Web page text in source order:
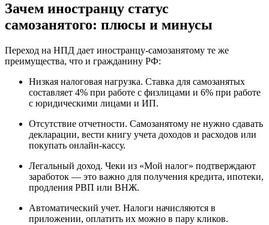
Зачем иностранцу статус
самозанятого: плюсы и минусы
Переход на НПД дает иностранцу-самозанятому те же
преимущества, что и гражданину РФ:
Низкая налоговая нагрузка. Ставка для самозанятых
составляет 4% при работе с физлицами и 6% при работе
с юридическими лицами и ИП.
Отсутствие отчетности. Самозанятому не нужно сдавать
декларации, вести книгу учета доходов и расходов или
покупать онлайн-кассу.
Легальный доход. Чеки из «Мой налог» подтверждают
заработок — это важно для получения кредита, ипотеки,
продления РВП или ВНЖ.
Автоматический учет. Налоги начисляются в
приложении, оплатить их можно в пару кликов.